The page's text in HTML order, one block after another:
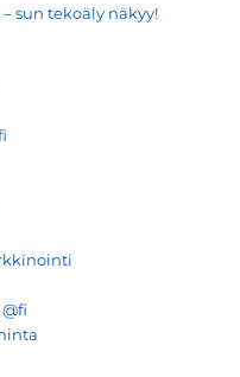
sun tekoäly näkyy!